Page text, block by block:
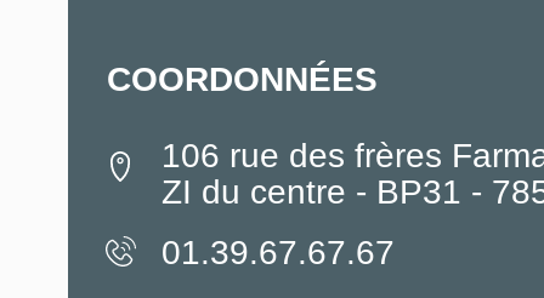
COORDONNÉES
106 rue des frères
ZI du centre - BP31 -
01.39.67.67.67